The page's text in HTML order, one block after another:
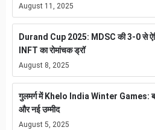
August 11, 2025
Durand Cup 2025: MDSC की 3-0 से
INFT का रोमांचक ड्रॉ
August 8, 2025
गुलमर्ग में Khelo India Winter Games:
और नई उम्मीद
August 5, 2025